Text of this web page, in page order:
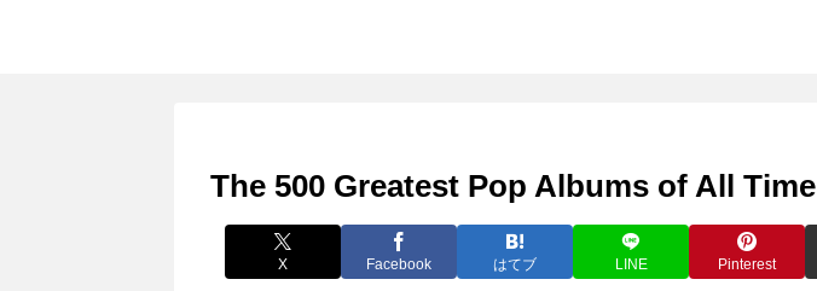
The 500 Greatest Pop Albums of All Time
X Facebook はてブ LINE Pinterest